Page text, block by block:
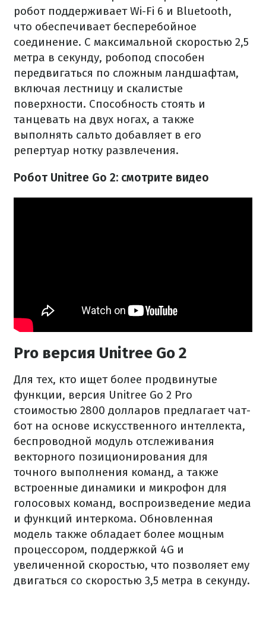
робот поддерживает Wi-Fi 6 и Bluetooth,
что обеспечивает бесперебойное
соединение. С максимальной скоростью 2,5
метра в секунду, робопод способен
передвигаться по сложным ландшафтам,
включая лестницу и скалистые
поверхности. Способность стоять и
танцевать на двух ногах, а также
выполнять сальто добавляет в его
репертуар нотку развлечения.
Робот Unitree Go 2: смотрите видео
Pro версия Unitree Go 2
Для тех, кто ищет более продвинутые
функции, версия Unitree Go 2 Pro
стоимостью 2800 долларов предлагает чат-
бот на основе искусственного интеллекта,
беспроводной модуль отслеживания
векторного позиционирования для
точного выполнения команд, а также
встроенные динамики и микрофон для
голосовых команд, воспроизведение медиа
и функций интеркома. Обновленная
модель также обладает более мощным
процессором, поддержкой 4G и
увеличенной скоростью, что позволяет ему
двигаться со скоростью 3,5 метра в секунду.